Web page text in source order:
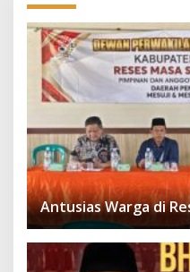
Antusias Warga di